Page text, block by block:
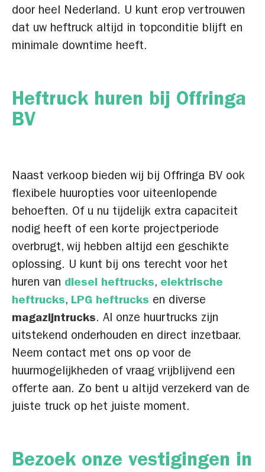
door heel Nederland. U kunt erop vertrouwen
dat uw heftruck altijd in topconditie blijft en
minimale downtime heeft.
Heftruck huren bij Offringa
BV
Naast verkoop bieden wij bij Offringa BV ook
flexibele huuropties voor uiteenlopende
behoeften. Of u nu tijdelijk extra capaciteit
nodig heeft of een korte projectperiode
overbrugt, wij hebben altijd een geschikte
oplossing. U kunt bij ons terecht voor het
huren van diesel heftrucks, elektrische
heftrucks, LPG heftrucks en diverse
magazijntrucks. Al onze huurtrucks zijn
uitstekend onderhouden en direct inzetbaar.
Neem contact met ons op voor de
huurmogelijkheden of vraag vrijblijvend een
offerte aan. Zo bent u altijd verzekerd van de
juiste truck op het juiste moment.
Bezoek onze vestigingen in